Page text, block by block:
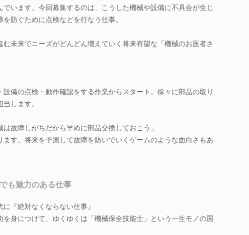
でいます。今回募集するのは、こうした機械や設備に不具合が生じ
防ぐために点検などを行なう仕事。
未来でニーズがどんどん増えていく将来有望な「機械のお医者さ
備の点検・動作確認をする作業からスタート。徐々に部品の取り
します。
故障しがちだから早めに部品交換しておこう」
ます。将来を予測して故障を防いでいくゲームのような面白さもあ
も魅力のある仕事
『絶対なくならない仕事』
身につけて、ゆくゆくは「機械保全技能士」という一生モノの国